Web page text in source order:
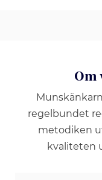
Om
regelbundet
metodiken
kvaliteten